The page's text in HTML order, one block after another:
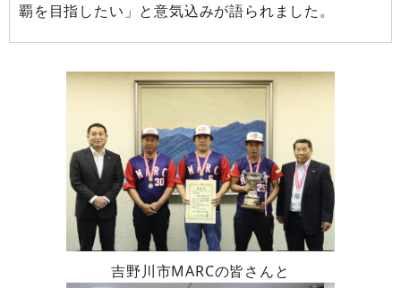
吉野川市MARCの皆さんと
覇を目指したい」と意気込みが語られました。